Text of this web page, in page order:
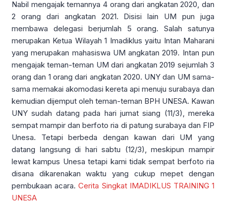
Nabil mengajak temannya 4 orang dari angkatan 2020, dan
2 orang dari angkatan 2021. Disisi lain UM pun juga
membawa delegasi berjumlah 5 orang. Salah satunya
merupakan Ketua Wilayah 1 Imadiklus yaitu Intan Maharani
yang merupakan mahasiswa UM angkatan 2019. Intan pun
mengajak teman-teman UM dari angkatan 2019 sejumlah 3
orang dan 1 orang dari angkatan 2020. UNY dan UM sama-
sama memakai akomodasi kereta api menuju surabaya dan
kemudian dijemput oleh teman-teman BPH UNESA. Kawan
UNY sudah datang pada hari jumat siang (11/3), mereka
sempat mampir dan berfoto ria di patung surabaya dan FIP
Unesa. Tetapi berbeda dengan kawan dari UM yang
datang langsung di hari sabtu (12/3), meskipun mampir
lewat kampus Unesa tetapi kami tidak sempat berfoto ria
disana dikarenakan waktu yang cukup mepet dengan
pembukaan acara.Cerita Singkat IMADIKLUS TRAINING 1
UNESA